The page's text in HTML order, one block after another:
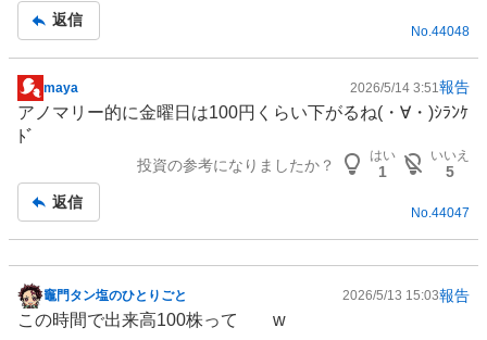
事
返信
No. 44048
掲
示
板
maya 2026/5/14 3:51 報告
アノマリー的に金曜日は100円くらい下がるね(⁠・⁠∀⁠・⁠)ｼﾗﾝｹ
ﾄﾞ
投資の参考になりましたか？
はい
1
いいえ
5
返信
No.44047
掲
示
竈門タン塩のひとりごと 2026/5/13 15:03報告
この時間で出来高100株って w